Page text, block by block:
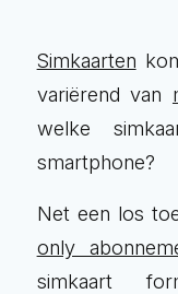
Simkaarten
variërend van
welke
smartphone?
Net een los
only
simkaart